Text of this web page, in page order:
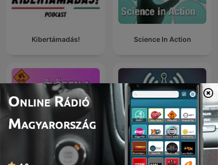
Kibertámadás! Science In Action